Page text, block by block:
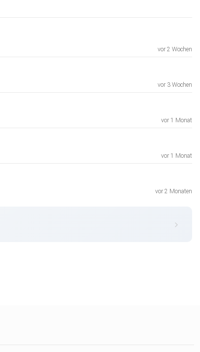
vor 2 Wochen
vor 3 Wochen
vor 1 Monat
vor 1 Monat
vor 2 Monaten